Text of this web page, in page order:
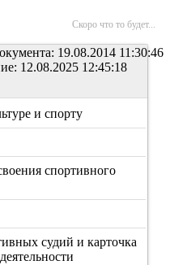
Скоро что то будет...
19.08.2014 11:30:46
12.08.2025 12:45:18
и спорту
спортивного
судий и карточка